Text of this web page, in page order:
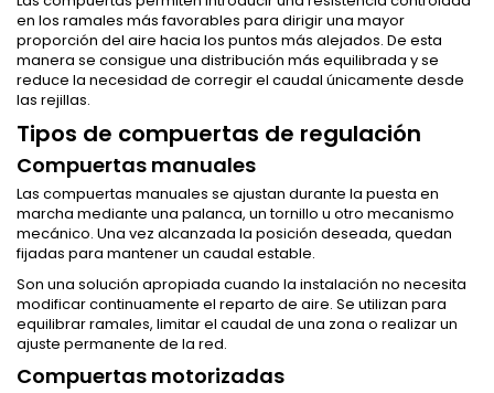
en los ramales más favorables para dirigir una mayor
proporción del aire hacia los puntos más alejados. De esta
manera se consigue una distribución más equilibrada y se
reduce la necesidad de corregir el caudal únicamente desde
las rejillas.
Tipos de compuertas de regulación
Compuertas manuales
Las compuertas manuales se ajustan durante la puesta en
marcha mediante una palanca, un tornillo u otro mecanismo
mecánico. Una vez alcanzada la posición deseada, quedan
fijadas para mantener un caudal estable.
Son una solución apropiada cuando la instalación no necesita
modificar continuamente el reparto de aire. Se utilizan para
equilibrar ramales, limitar el caudal de una zona o realizar un
ajuste permanente de la red.
Compuertas motorizadas